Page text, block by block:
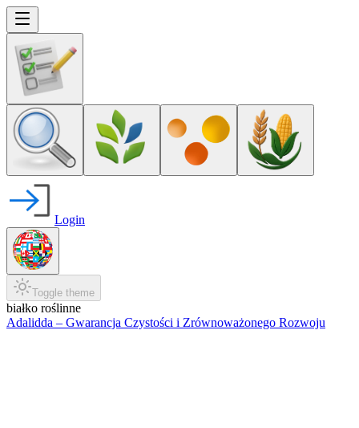
Login
Toggle theme
białko roślinne
Adalidda – Gwarancja Czystości i Zrównoważonego Rozwoju